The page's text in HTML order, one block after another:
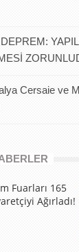
Cersaie ve
Fuarları 165
Ağırladı!